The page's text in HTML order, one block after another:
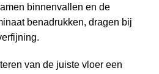
binnenvallen en de
benadrukken, dragen bij
van de juiste vloer een